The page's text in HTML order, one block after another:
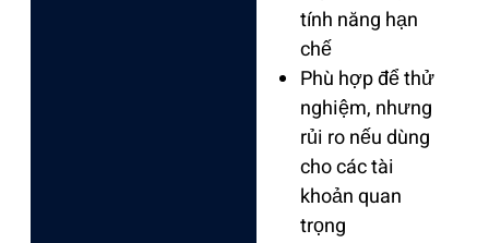
tính năng hạn
chế
Phù hợp để thử
nghiệm, nhưng
rủi ro nếu dùng
cho các tài
khoản quan
trọng